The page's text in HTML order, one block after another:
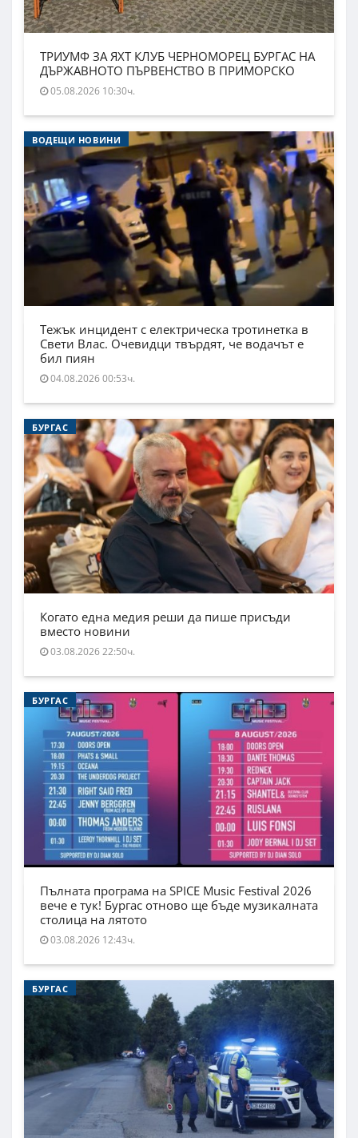
ТРИУМФ ЗА ЯХТ КЛУБ ЧЕРНОМОРЕЦ БУРГАС НА
ДЪРЖАВНОТО ПЪРВЕНСТВО В ПРИМОРСКО
05.08.2026 10:30ч.
ВОДЕЩИ НОВИНИ
Тежък инцидент с електрическа тротинетка в
Свети Влас. Очевидци твърдят, че водачът е
бил пиян
04.08.2026 00:53ч.
БУРГАС
Когато една медия реши да пише присъди
вместо новини
03.08.2026 22:50ч.
БУРГАС
Пълната програма на SPICE Music Festival 2026
вече е тук! Бургас отново ще бъде музикалната
столица на лятото
03.08.2026 12:43ч.
БУРГАС